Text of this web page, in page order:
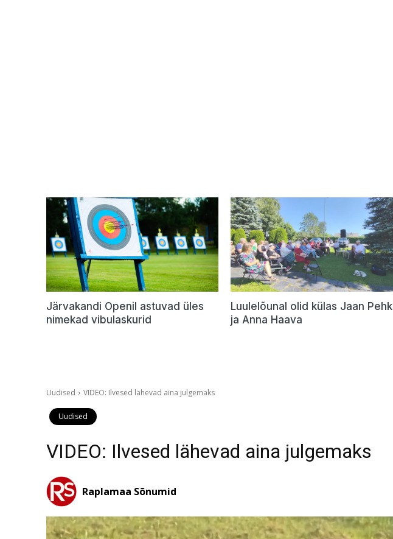
Järvakandi Openil astuvad üles
nimekad vibulaskurid
Luulelõunal olid külas Jaan Pehk
ja Anna Haava